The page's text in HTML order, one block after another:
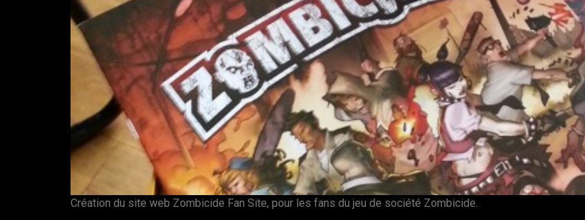
Création du site web Zombicide Fan Site, pour les fans du jeu de société Zombicide.